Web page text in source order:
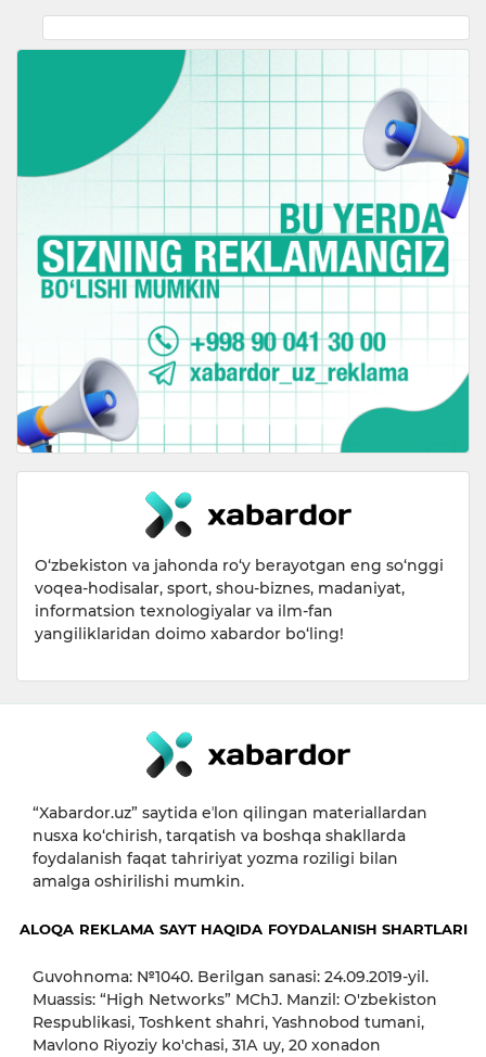
O‘zbekiston va jahonda ro‘y berayotgan eng so‘nggi
voqea-hodisalar, sport, shou-biznes, madaniyat,
informatsion texnologiyalar va ilm-fan
yangiliklaridan doimo xabardor bo‘ling!
“Xabardor.uz” saytida eʼlon qilingan materiallardan
nusxa ko‘chirish, tarqatish va boshqa shakllarda
foydalanish faqat tahririyat yozma roziligi bilan
amalga oshirilishi mumkin.
ALOQA REKLAMA SAYT HAQIDA FOYDALANISH SHARTLARI
Guvohnoma: №1040. Berilgan sanasi: 24.09.2019-yil.
Muassis: “High Networks” MChJ. Manzil: O'zbekiston
Respublikasi, Toshkent shahri, Yashnobod tumani,
Mavlono Riyoziy ko'chasi, 31А uy, 20 xonadon